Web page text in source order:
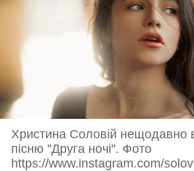
Христина Соловій нещодавно
пісню "Друга ночі". Фото
https://www.instagram.com/